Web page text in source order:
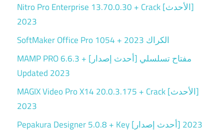
Nitro Pro Enterprise 13.70.0.30 + Crack [الأحدث]
2023
SoftMaker Office Pro 1054 + الكراك 2023
MAMP PRO 6.6.3 + مفتاح تسلسلي [أحدث إصدار]
Updated 2023
MAGIX Video Pro X14 20.0.3.175 + Crack [الأحدث]
2023
Pepakura Designer 5.0.8 + Key [أحدث إصدار] 2023